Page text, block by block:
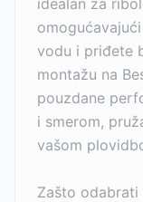
idealan za
vodu i priđete
montažu na
pouzdane
i smerom,
vašom
Zašto